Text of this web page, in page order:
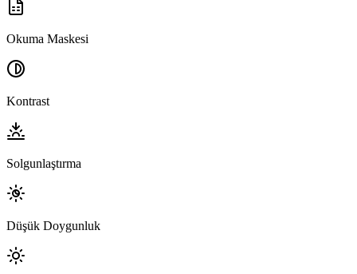
Okuma Maskesi
Kontrast
Solgunlaştırma
Düşük Doygunluk